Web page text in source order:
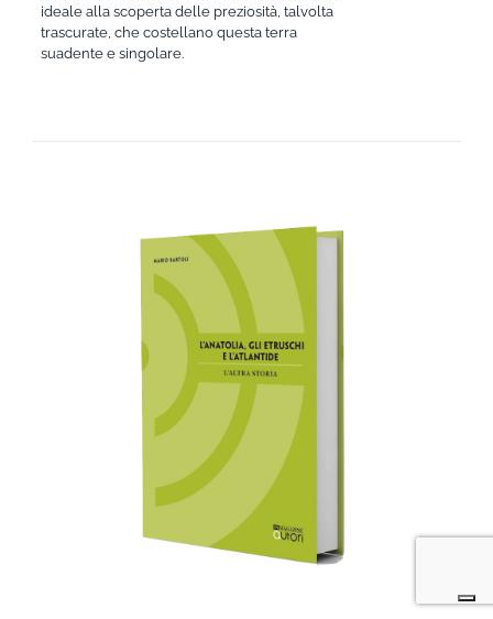
ideale alla scoperta delle preziosità, talvolta
trascurate, che costellano questa terra
suadente e singolare.
AGGIUNGI AL CARRELLO /